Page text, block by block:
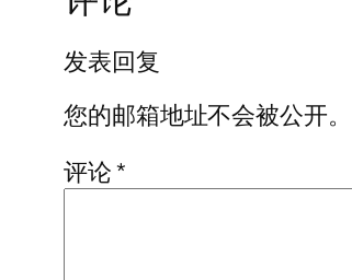
发表回复
您的邮箱地址不会被公开。
评论*